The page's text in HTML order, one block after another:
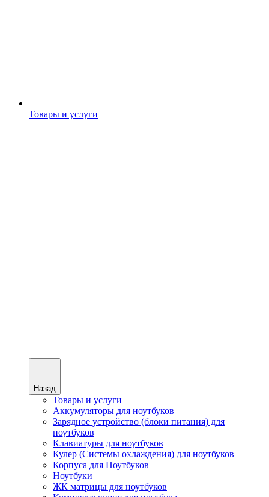
Товары и услуги
Назад
Товары и услуги
Аккумуляторы для ноутбуков
Зарядное устройство (блоки питания) для
ноутбуков
Клавиатуры для ноутбуков
Кулер (Системы охлаждения) для ноутбуков
Корпуса для Ноутбуков
Ноутбуки
ЖК матрицы для ноутбуков